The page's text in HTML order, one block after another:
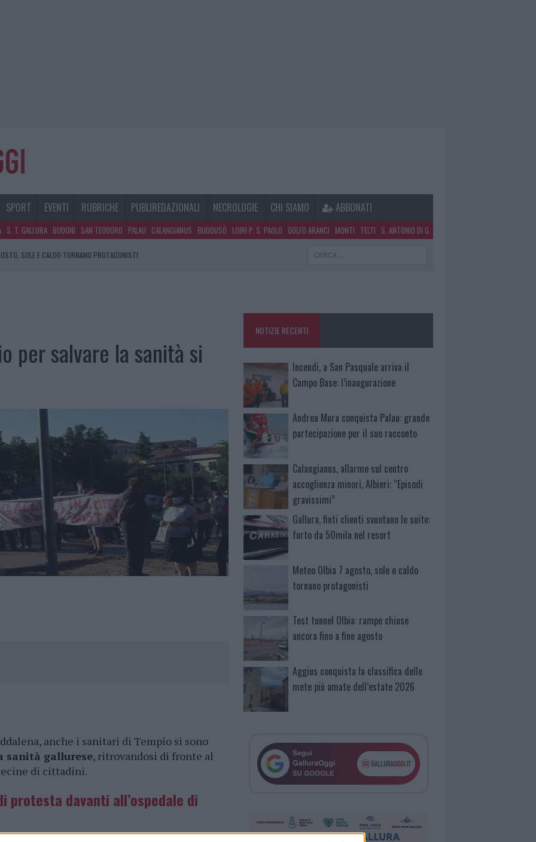
SPORT EVENTI RUBRICHE PUBLIREDAZIONALI NECROLOGIE CHI SIAMO ABBONATI
S. T. GALLURA BUDONI SAN TEODORO PALAU CALANGIANUS BUDDUSÒ LOIRI P. S. PAOLO GOLFO ARANCI MONTI TELTI S. ANTONIO DI G.
SOLE E CALDO TORNANO PROTAGONISTI
ACCOGLIENZA MINORI, ALBIERI: “EPISODI GRAVISSIMI”
per salvare la sanità si
anche i sanitari di Tempio si sono
sanità gallurese, ritrovandosi di fronte al
di cittadini.
protesta davanti all’ospedale di
NOTIZIE RECENTI
Incendi, a San Pasquale arriva il
Campo Base: l’inaugurazione
Andrea Mura conquista Palau: grande
partecipazione per il suo racconto
Calangianus, allarme sul centro
accoglienza minori, Albieri: “Episodi
gravissimi”
Gallura, finti clienti svuotano le suite:
furto da 50mila nel resort
Meteo Olbia 7 agosto, sole e caldo
tornano protagonisti
Test tunnel Olbia: rampe chiuse
ancora fino a fine agosto
Aggius conquista la classifica delle
mete più amate dell’estate 2026